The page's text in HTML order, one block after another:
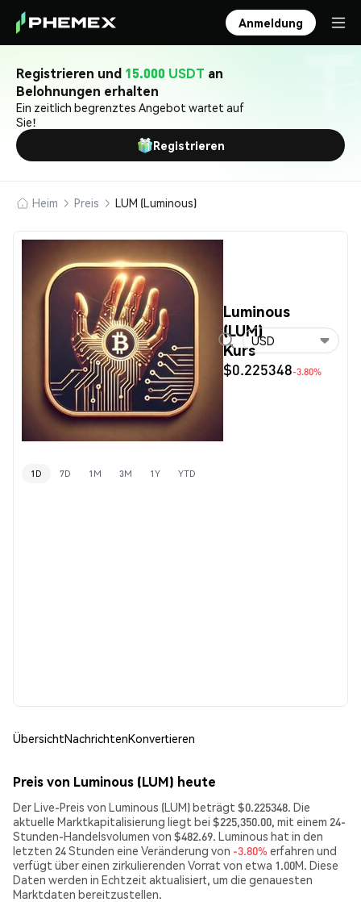
Anmeldung
Registrieren und 15.000 USDT an
Belohnungen erhalten
Ein zeitlich begrenztes Angebot wartet auf
Sie!
Registrieren
Heim Preis LUM (Luminous)
Luminous
(LUM)
Kurs
$0.225348-3.80%
USD
1D 7D 1M 3M 1Y YTD
ÜbersichtNachrichtenKonvertieren
Preis von Luminous (LUM) heute
Der Live-Preis von Luminous (LUM) beträgt $0.225348. Die
aktuelle Marktkapitalisierung liegt bei $225,350.00, mit einem 24-
Stunden-Handelsvolumen von $482.69. Luminous hat in den
letzten 24 Stunden eine Veränderung von -3.80% erfahren und
verfügt über einen zirkulierenden Vorrat von etwa 1.00M. Diese
Daten werden in Echtzeit aktualisiert, um die genauesten
Marktdaten bereitzustellen.